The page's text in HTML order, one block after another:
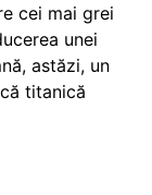
cei mai grei
unei
astăzi, un
titanică